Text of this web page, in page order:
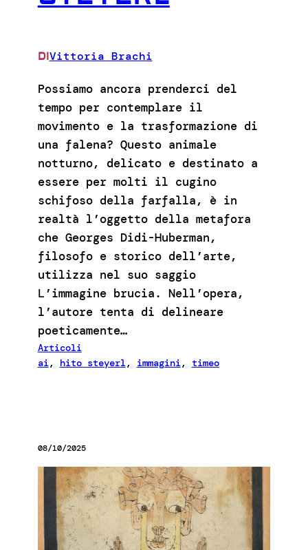
DIVittoria Brachi
Possiamo ancora prenderci del
tempo per contemplare il
movimento e la trasformazione di
una falena? Questo animale
notturno, delicato e destinato a
essere per molti il cugino
schifoso della farfalla, è in
realtà l’oggetto della metafora
che Georges Didi-Huberman,
filosofo e storico dell’arte,
utilizza nel suo saggio
L’immagine brucia. Nell’opera,
l’autore tenta di delineare
poeticamente…
Articoli
ai, hito steyerl, immagini, timeo
08/10/2025